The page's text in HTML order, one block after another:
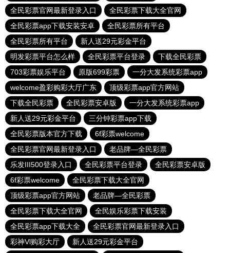
全民彩票官网最新登录入口
全民彩票下载大全官网
全民彩票app下载安装安卓
全民彩票所有平台
全民彩票所有平台
新人送29元彩金平台
明发彩票平台怎么样
全民彩票平台登录
下载全民彩票
703彩票娱乐平台
原版699彩票
一分大发系统彩票app
welcome盈彩购彩大厅广东
顶级彩票app官方网站
下载全民彩票
全民彩票安卓版
一分大发系统彩票app
新人送29元彩金平台
三分钟彩票app下载
全民彩票版本官方下载
6f彩票welcome
全民彩票官网最新登录入口
老品牌—全民彩票
乐发III500登录入口
全民彩票平台登录
全民彩票安卓版
6f彩票welcome
全民彩票下载大全官网
顶级彩票app官方网站
老品牌—全民彩票
全民彩票下载大全官网
全民娱乐彩票下载安装
全民彩票app下载大全
全民彩票官网最新登录入口
彩神Vl购彩大厅
新人送29元彩金平台